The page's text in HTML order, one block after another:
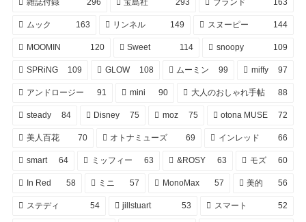
雑誌付録 296 宝島社 293 ブランド 163
ムック 163 リンネル 149 スヌーピー 144
MOOMIN 120 Sweet 114 snoopy 109
SPRiNG 109 GLOW 108 ムーミン 99 miffy 97
アンドロージー 91 mini 90 大人のおしゃれ手帖 88
steady 84 Disney 75 moz 75 otona MUSE 72
美人百花 70 オトナミューズ 69 インレッド 66
smart 64 ミッフィー 63 &ROSY 63 モズ 60
In Red 58 ミニ 57 MonoMax 57 美的 56
ステディ 54 jillstuart 53 スマート 52